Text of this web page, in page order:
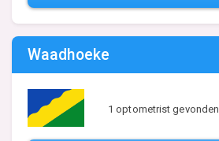
Waadhoeke
1 optometrist gevonden